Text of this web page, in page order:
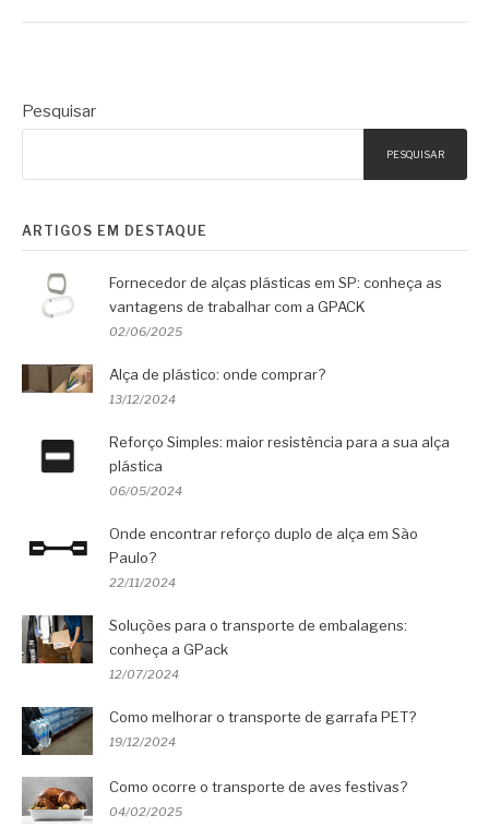
Pesquisar
PESQUISAR
ARTIGOS EM DESTAQUE
Fornecedor de alças plásticas em SP: conheça as
vantagens de trabalhar com a GPACK
02/06/2025
Alça de plástico: onde comprar?
13/12/2024
Reforço Simples: maior resistência para a sua alça
plástica
06/05/2024
Onde encontrar reforço duplo de alça em São
Paulo?
22/11/2024
Soluções para o transporte de embalagens:
conheça a GPack
12/07/2024
Como melhorar o transporte de garrafa PET?
19/12/2024
Como ocorre o transporte de aves festivas?
04/02/2025